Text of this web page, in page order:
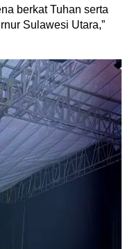
berkat Tuhan serta
Sulawesi Utara,”